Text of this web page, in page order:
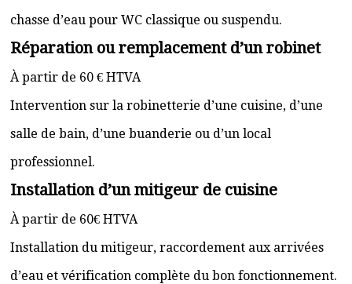
chasse d’eau pour WC classique ou suspendu.
Réparation ou remplacement d’un robinet
À partir de 60 € HTVA
Intervention sur la robinetterie d’une cuisine, d’une
salle de bain, d’une buanderie ou d’un local
professionnel.
Installation d’un mitigeur de cuisine
À partir de 60€ HTVA
Installation du mitigeur, raccordement aux arrivées
d’eau et vérification complète du bon fonctionnement.